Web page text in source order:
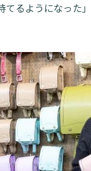
てるようになった